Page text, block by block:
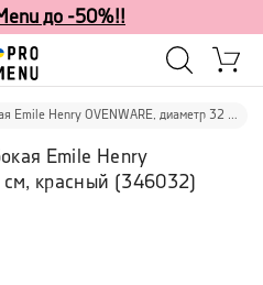
до -50%!!
Henry OVENWARE, диаметр 32 см, красный
Emile Henry
см, красный (346032)